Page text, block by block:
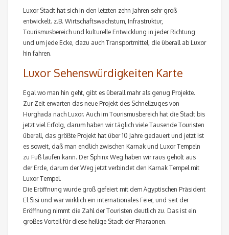
Luxor Stadt hat sich in den letzten zehn Jahren sehr groß
entwickelt. z.B. Wirtschaftswachstum, Infrastruktur,
Tourismusbereich und kulturelle Entwicklung in jeder Richtung
und um jede Ecke, dazu auch Transportmittel, die überall ab Luxor
hin fahren.
Luxor Sehenswürdigkeiten Karte
Egal wo man hin geht, gibt es überall mahr als genug Projekte.
Zur Zeit erwarten das neue Projekt des Schnellzuges von
Hurghada nach Luxor. Auch im Tourismusbereich hat die Stadt bis
jetzt viel Erfolg, darum haben wir täglich viele Tausende Touristen
überall, das größte Projekt hat über 10 Jahre gedauert und jetzt ist
es soweit, daß man endlich zwischen Karnak und Luxor Tempeln
zu Fuß laufen kann. Der Sphinx Weg haben wir raus geholt aus
der Erde, darum der Weg jetzt verbindet den Karnak Tempel mit
Luxor Tempel.
Die Eröffnung wurde groß gefeiert mit dem Ägyptischen Präsident
El Sisi und war wirklich ein internationales Feier, und seit der
Eröffnung nimmt die Zahl der Touristen deutlich zu. Das ist ein
großes Vorteil für diese heilige Stadt der Pharaonen.